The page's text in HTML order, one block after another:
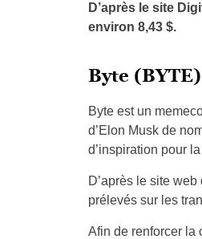
D’après le site
environ 8,43 $.
Byte (BYTE)
Byte est un
d’Elon Musk de
d’inspiration pour
D’après le site
prélevés sur les
Afin de renforcer la